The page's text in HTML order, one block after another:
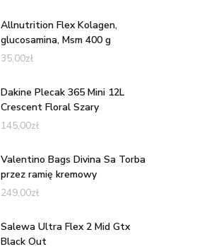
Allnutrition Flex Kolagen,
glucosamina, Msm 400 g
35,00zł
Dakine Plecak 365 Mini 12L
Crescent Floral Szary
145,00zł
Valentino Bags Divina Sa Torba
przez ramię kremowy
249,00zł
Salewa Ultra Flex 2 Mid Gtx
Black Out